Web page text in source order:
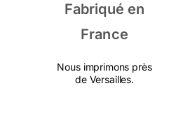
Fabriqué en
France
Nous imprimons près
de Versailles.